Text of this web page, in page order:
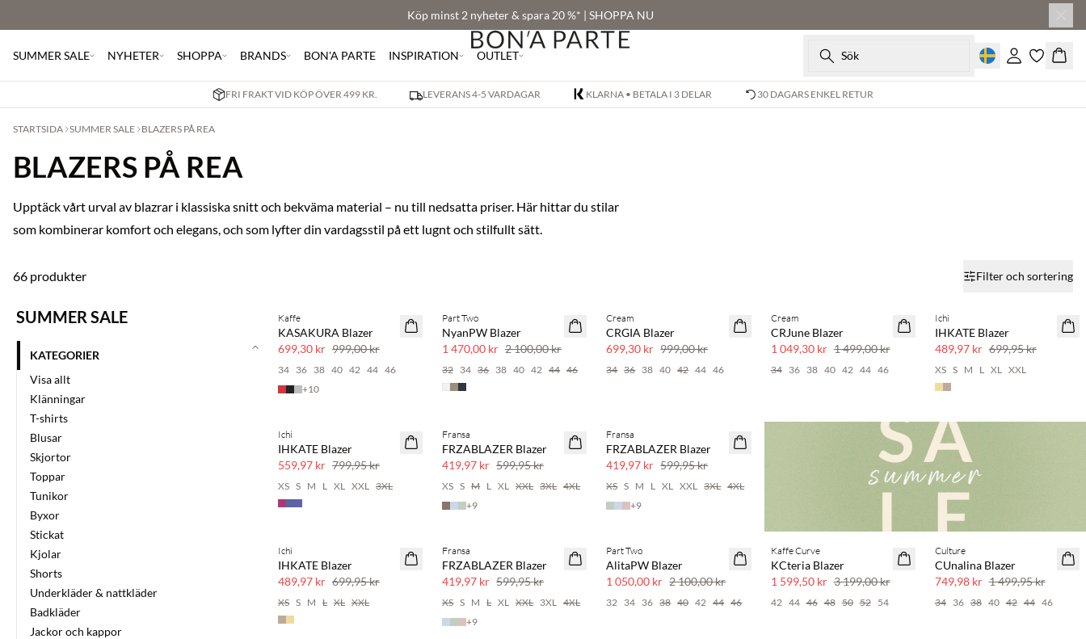
Köp minst 2 nyheter & spara 20 %* | SHOPPA NU
SUMMER SALE NYHETER SHOPPA BRANDS BON'A PARTE INSPIRATION OUTLET Sök Logga in Korg
FRI FRAKT VID KÖP ÖVER 499 KR. LEVERANS 4-5 VARDAGAR KLARNA • BETALA I 3 DELAR 30 DAGARS ENKEL RETUR
STARTSIDA SUMMER SALE BLAZERS PÅ REA
BLAZERS PÅ REA
Upptäck vårt urval av blazrar i klassiska snitt och bekväma material – nu till nedsatta priser. Här hittar du stilar
som kombinerar komfort och elegans, och som lyfter din vardagsstil på ett lugnt och stilfullt sätt.
66 produkter Filter och sortering
SUMMER SALE
KATEGORIER
Visa allt
Klänningar
T-shirts
Blusar
Skjortor
Toppar
Tunikor
Byxor
Stickat
Kjolar
Shorts
Underkläder & nattkläder
Badkläder
Jackor och kappor
SAVE20
Kaffe
KASAKURA Blazer
699,30 kr 999,00 kr
34 36 38 40 42 44 46
+10
SAVE20
30 % rabatt
Part Two
NyanPW Blazer
1 470,00 kr 2 100,00 kr
32 34 36 38 40 42 44 46
SAVE20
Cream
CRGIA Blazer
699,30 kr 999,00 kr
34 36 38 40 42 44 46
SAVE20
Cream
CRJune Blazer
1 049,30 kr 1 499,00 kr
34 36 38 40 42 44 46
SAVE20
Ichi
IHKATE Blazer
489,97 kr 699,95 kr
XS S M L XL XXL
SAVE20
Ichi
IHKATE Blazer
559,97 kr 799,95 kr
XS S M L XL XXL 3XL
SAVE20
Fransa
FRZABLAZER Blazer
419,97 kr 599,95 kr
XS S M L XL XXL 3XL 4XL
+9
SAVE20
Fransa
FRZABLAZER Blazer
419,97 kr 599,95 kr
XS S M L XL XXL 3XL 4XL
+9
SAVE20
Ichi
IHKATE Blazer
489,97 kr 699,95 kr
XS S M L XL XXL
SAVE20
Fransa
FRZABLAZER Blazer
419,97 kr 599,95 kr
XS S M L XL XXL 3XL 4XL
+9
SAVE20
Part Two
AlitaPW Blazer
1 050,00 kr 2 100,00 kr
32 34 36 38 40 42 44 46
SAVE20
Kaffe Curve
KCteria Blazer
1 599,50 kr 3 199,00 kr
42 44 46 48 50 52 54
SAVE20
Culture
CUnalina Blazer
749,98 kr 1 499,95 kr
34 36 38 40 42 44 46